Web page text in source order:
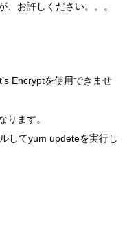
、お許しください。。。
Encryptを使用できませ
ります。
してyum updeteを実行し